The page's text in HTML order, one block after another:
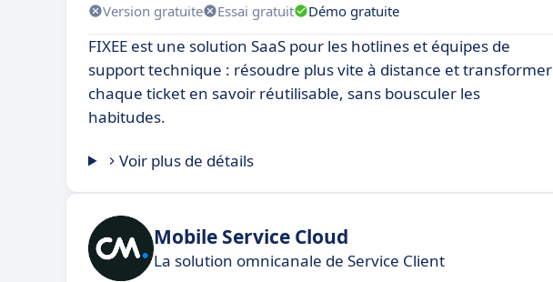
Version gratuite Essai gratuit Démo gratuite
FIXEE est une solution SaaS pour les hotlines et équipes de
support technique : résoudre plus vite à distance et transformer
chaque ticket en savoir réutilisable, sans bousculer les
habitudes.
Voir plus de détails
Mobile Service Cloud
La solution omnicanale de Service Client